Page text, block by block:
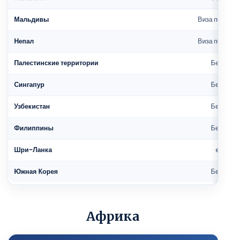
Мальдивы Виза по
Непал Виза по
Палестинские территории Без
Сингапур Без
Узбекистан Без
Филиппины Без
Шри-Ланка
Южная Корея Без
Африка